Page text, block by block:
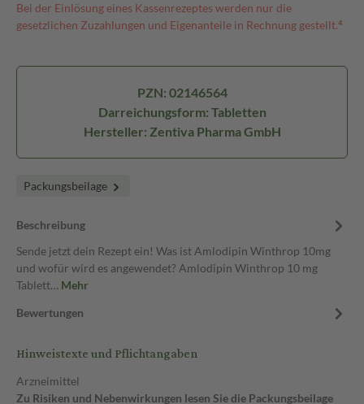
Bei der Einlösung eines Kassenrezeptes werden nur die
gesetzlichen Zuzahlungen und Eigenanteile in Rechnung gestellt.⁴
PZN: 02146564
Darreichungsform: Tabletten
Hersteller: Zentiva Pharma GmbH
Packungsbeilage
Beschreibung
Sende jetzt dein Rezept ein! Was ist Amlodipin Winthrop 10mg
und wofür wird es angewendet? Amlodipin Winthrop 10 mg
Tablett… Mehr
Bewertungen
Hinweistexte und Pflichtangaben
Arzneimittel
Zu Risiken und Nebenwirkungen lesen Sie die Packungsbeilage